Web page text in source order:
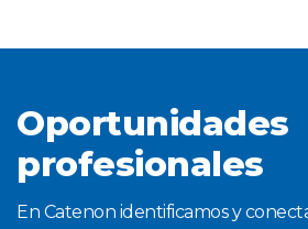
Oportunidades
profesionales
En Catenon identificamos y